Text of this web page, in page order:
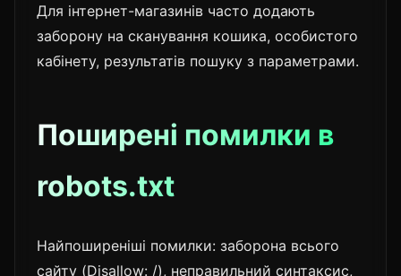
Для інтернет-магазинів часто додають
заборону на сканування кошика, особистого
кабінету, результатів пошуку з параметрами.
Поширені помилки в
robots.txt
Найпоширеніші помилки: заборона всього
сайту (Disallow: /), неправильний синтаксис,